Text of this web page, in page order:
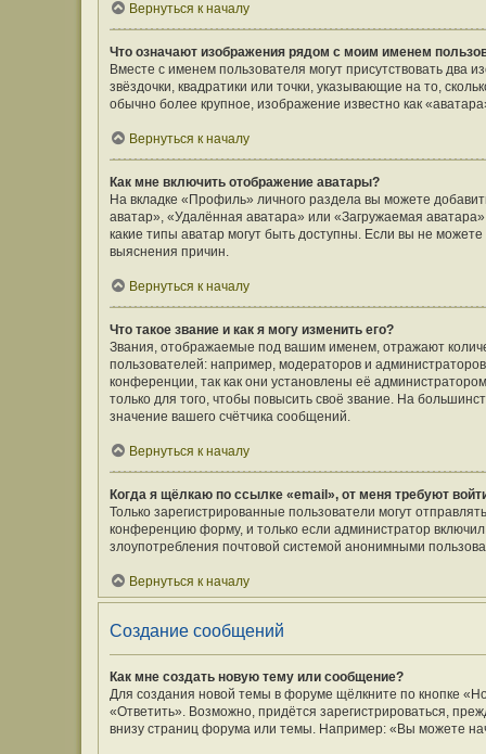
Вернуться к началу
Что означают изображения рядом с моим именем
Вместе с именем пользователя могут присутствовать
звёздочки, квадратики или точки, указывающие на то,
обычно более крупное, изображение известно как
Вернуться к началу
Как мне включить отображение аватары?
На вкладке «Профиль» личного раздела вы можете
аватар», «Удалённая аватара» или «Загружаемая
какие типы аватар могут быть доступны. Если вы не
выяснения причин.
Вернуться к началу
Что такое звание и как я могу изменить его?
Звания, отображаемые под вашим именем, отражают
пользователей: например, модераторов и
конференции, так как они установлены её
только для того, чтобы повысить своё звание. На
значение вашего счётчика сообщений.
Вернуться к началу
Когда я щёлкаю по ссылке «email», от меня требуют
Только зарегистрированные пользователи могут
конференцию форму, и только если администратор
злоупотребления почтовой системой анонимными
Вернуться к началу
Создание сообщений
Как мне создать новую тему или сообщение?
Для создания новой темы в форуме щёлкните по кнопке
«Ответить». Возможно, придётся зарегистрироваться,
внизу страниц форума или темы. Например: «Вы можете